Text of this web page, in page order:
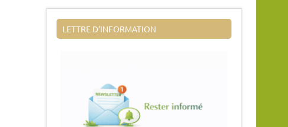
LETTRE D’INFORMATION